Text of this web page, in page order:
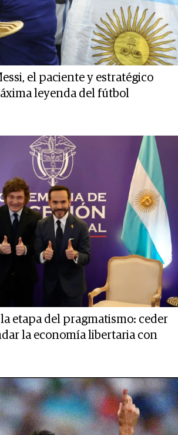
el paciente y estratégico
leyenda del fútbol
etapa del pragmatismo: ceder
la economía libertaria con